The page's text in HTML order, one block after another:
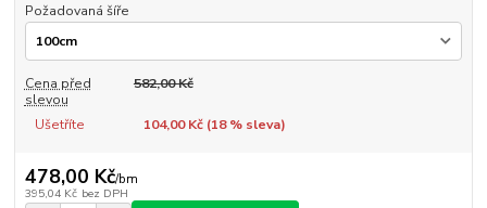
Požadovaná šíře
Cena před
slevou
582,00 Kč
Ušetříte 104,00 Kč (18% sleva)
478,00 Kč/bm
395,04 Kč bez DPH